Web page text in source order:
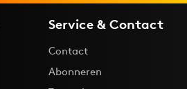
Service & Contact
Contact
Abonneren